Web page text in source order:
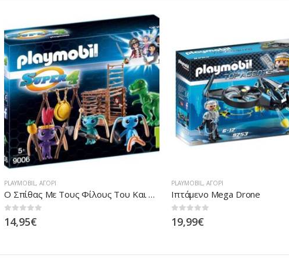
PLAYMOBIL,ΑΓΌΡΙ
Ο Σπίθας Με Τους Φίλους Του Και Παγίδα Για Τον Τ-Ρεξ
out of 5
14,95€
PLAYMOBIL,ΑΓΌΡΙ
Ιπτάμενο Mega Drone
out of 5
19,99€